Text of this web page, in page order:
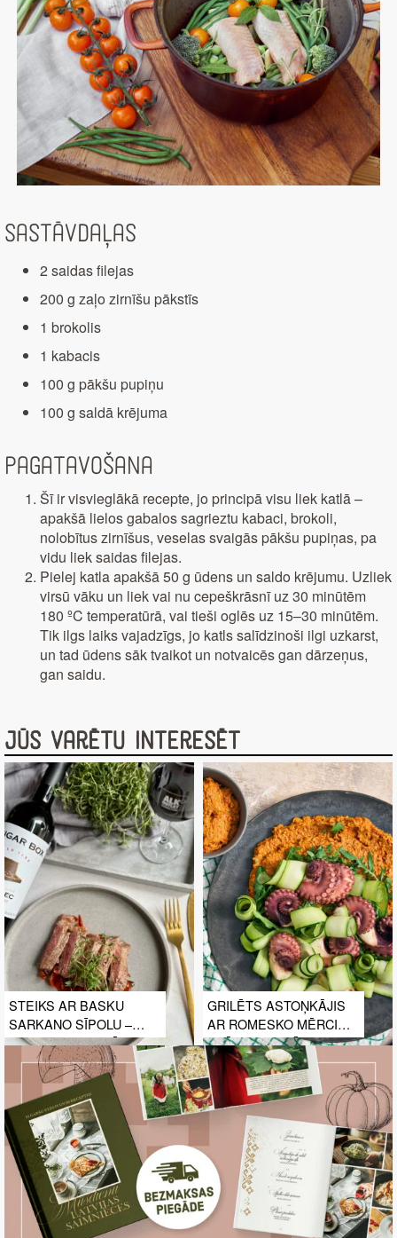
Sastāvdaļas
2 saidas filejas
200 g zaļo zirnīšu pākstīs
1 brokolis
1 kabacis
100 g pākšu pupiņu
100 g saldā krējuma
Pagatavošana
Šī ir visvieglākā recepte, jo principā visu liek katlā –
apakšā lielos gabalos sagrieztu kabaci, brokoli,
nolobītus zirnīšus, veselas svaigās pākšu pupiņas, pa
vidu liek saidas filejas.
Pielej katla apakšā 50 g ūdens un saldo krējumu. Uzliek
virsū vāku un liek vai nu cepeškrāsnī uz 30 minūtēm
180 ºC temperatūrā, vai tieši oglēs uz 15–30 minūtēm.
Tik ilgs laiks vajadzīgs, jo katls salīdzinoši ilgi uzkarst,
un tad ūdens sāk tvaikot un notvaicēs gan dārzeņus,
gan saidu.
Jūs varētu interesēt
STEIKS AR BASKU
SARKANO SĪPOLU –
PAPRIKAS SAUTĒJUMU.
GRILĒTS ASTOŅKĀJIS
AR ROMESKO MĒRCI
SPĀŅU GAUMĒ